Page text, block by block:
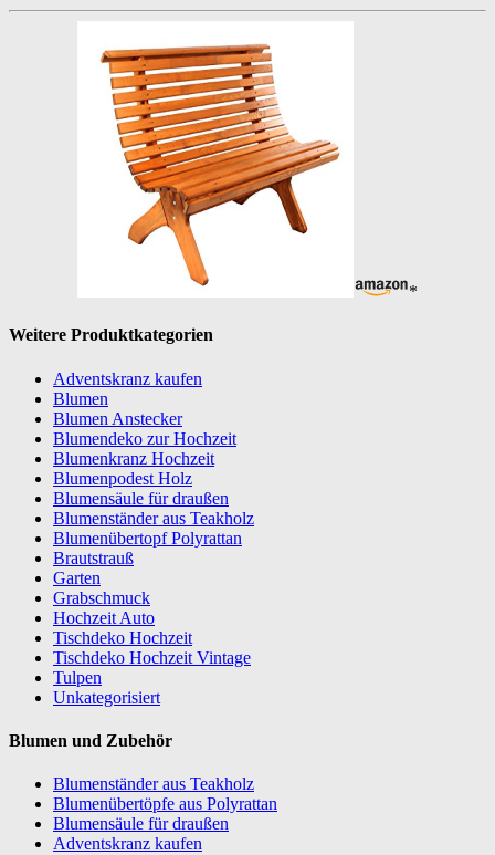
*
Weitere Produktkategorien
Adventskranz kaufen
Blumen
Blumen Anstecker
Blumendeko zur Hochzeit
Blumenkranz Hochzeit
Blumenpodest Holz
Blumensäule für draußen
Blumenständer aus Teakholz
Blumenübertopf Polyrattan
Brautstrauß
Garten
Grabschmuck
Hochzeit Auto
Tischdeko Hochzeit
Tischdeko Hochzeit Vintage
Tulpen
Unkategorisiert
Blumen und Zubehör
Blumenständer aus Teakholz
Blumenübertöpfe aus Polyrattan
Blumensäule für draußen
Adventskranz kaufen